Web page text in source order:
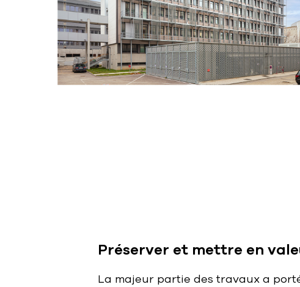
Préserver et mettre en
La majeur partie des travaux a